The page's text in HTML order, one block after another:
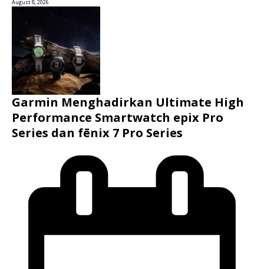
August 8, 2026
Garmin Menghadirkan Ultimate High
Performance Smartwatch epix Pro
Series dan fēnix 7 Pro Series